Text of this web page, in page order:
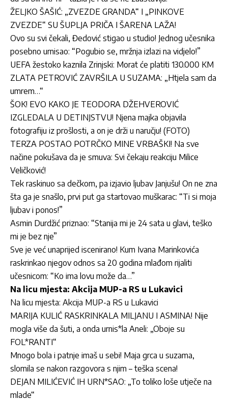
ŽELJKO ŠAŠIĆ: „ZVEZDE GRANDA“ I „PINKOVE
ZVEZDE“ SU ŠUPLJA PRIČA I ŠARENA LAŽA!
Ovo su svi čekali, Đedović stigao u studio! Jednog učesnika
posebno urnisao: “Pogubio se, mržnja izlazi na vidjelo!”
UEFA žestoko kaznila Zrinjski: Morat će platiti 130.000 KM
ZLATA PETROVIĆ ZAVRŠILA U SUZAMA: „Htjela sam da
umrem…“
ŠOK! EVO KAKO JE TEODORA DŽEHVEROVIĆ
IZGLEDALA U DETINJSTVU! Njena majka objavila
fotografiju iz prošlosti, a on je drži u naručju! (FOTO)
TERZA POSTAO POTRČKO MINE VRBAŠKI! Na sve
načine pokušava da je smuva: Svi čekaju reakciju Milice
Veličković!
Tek raskinuo sa dečkom, pa izjavio ljubav Janjušu! On ne zna
šta ga je snašlo, prvi put ga startovao muškarac: “Ti si moja
ljubav i ponos!”
Asmin Durdžić priznao: “Stanija mi je 24 sata u glavi, teško
mi je bez nje”
Sve je već unaprijed iscenirano! Kum Ivana Marinkovića
raskrinkao njegov odnos sa 20 godina mlađom rijaliti
učesnicom: “Ko ima lovu može da…”
Na licu mjesta: Akcija MUP-a RS u Lukavici
Na licu mjesta: Akcija MUP-a RS u Lukavici
MARIJA KULIĆ RASKRINKALA MILJANU I ASMINA! Nije
mogla više da šuti, a onda urnis*la Aneli: „Oboje su
FOL*RANTI“
Mnogo bola i patnje imaš u sebi! Maja grca u suzama,
slomila se nakon razgovora s njim – teška scena!
DEJAN MILIĆEVIĆ IH URN*SAO: „To toliko loše utječe na
mlade“